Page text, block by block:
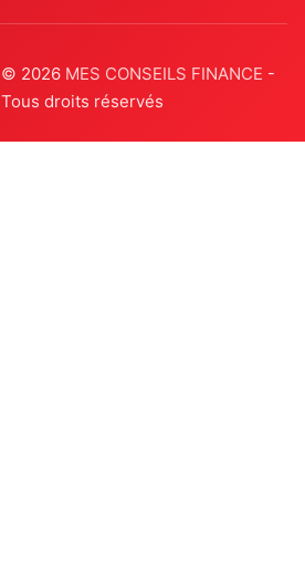
© 2026 MES CONSEILS FINANCE -
Tous droits réservés